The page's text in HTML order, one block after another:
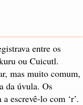
entre os
ou Cuicutl.
mas muito comum,
da úvula. Os
escrevê-lo com ‘r’.